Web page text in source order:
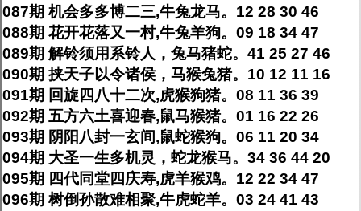
087期 机会多多博二三,牛兔龙马。12 28 30 46
088期 花开花落又一村,牛兔羊狗。09 18 34 47
089期 解铃须用系铃人，兔马猪蛇。41 25 27 46
090期 挟天子以令诸侯，马猴兔猪。10 12 11 16
091期 回旋四八十二次,虎猴狗猪。08 11 36 39
092期 五方六土喜迎春,鼠马猴猪。01 16 22 26
093期 阴阳八封一玄间,鼠蛇猴狗。06 11 20 34
094期 大圣一生多机灵，蛇龙猴马。34 36 44 20
095期 四代同堂四庆寿,虎羊猴鸡。12 22 34 47
096期 树倒孙散难相聚,牛虎蛇羊。03 24 41 43